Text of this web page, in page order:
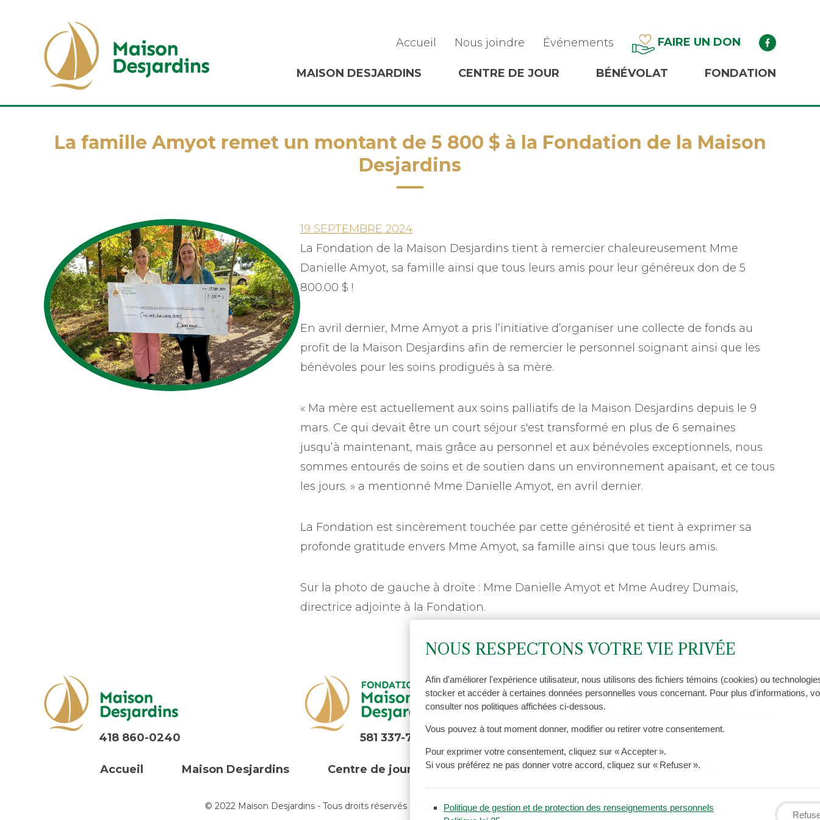
NOUS RESPECTONS VOTRE VIE PRIVÉE
Afin d'améliorer l'expérience utilisateur, nous utilisons des fichiers témoins (cookies) ou
stocker et accéder à certaines données personnelles vous concernant. Pour plus d'informations,
consulter nos politiques affichées ci-dessous.
Vous pouvez à tout moment donner, modifier ou retirer votre consentement.
Pour exprimer votre consentement, cliquez sur « Accepter ».
Si vous préférez ne pas donner votre accord, cliquez sur « Refuser ».
Politique de gestion et de protection des renseignements personnels
Accueil Nous joindre Événements FAIRE UN DON
MAISON DESJARDINS CENTRE DE JOUR BÉNÉVOLAT FONDATION
La famille Amyot remet un montant de 5 800 $ à la Fondation de la Maison
Desjardins
19 SEPTEMBRE 2024
La Fondation de la Maison Desjardins tient à remercier chaleureusement Mme
Danielle Amyot, sa famille ainsi que tous leurs amis pour leur généreux don de 5
800.00 $ !
En avril dernier, Mme Amyot a pris l’initiative d’organiser une collecte de fonds au
profit de la Maison Desjardins afin de remercier le personnel soignant ainsi que les
bénévoles pour les soins prodigués à sa mère.
« Ma mère est actuellement aux soins palliatifs de la Maison Desjardins depuis le 9
mars. Ce qui devait être un court séjour s'est transformé en plus de 6 semaines
jusqu’à maintenant, mais grâce au personnel et aux bénévoles exceptionnels, nous
sommes entourés de soins et de soutien dans un environnement apaisant, et ce tous
les jours. » a mentionné Mme Danielle Amyot, en avril dernier.
La Fondation est sincèrement touchée par cette générosité et tient à exprimer sa
profonde gratitude envers Mme Amyot, sa famille ainsi que tous leurs amis.
Sur la photo de gauche à droite : Mme Danielle Amyot et Mme Audrey Dumais,
directrice adjointe à la Fondation.
418 860-0240 581 337-7131
44, rue de Chauffailles
Accueil Maison Desjardins Centre de jour Bénévolat Fondation Nous joindre
© 2022 Maison Desjardins - Tous droits réservés | Conception et réalisation Étincelle